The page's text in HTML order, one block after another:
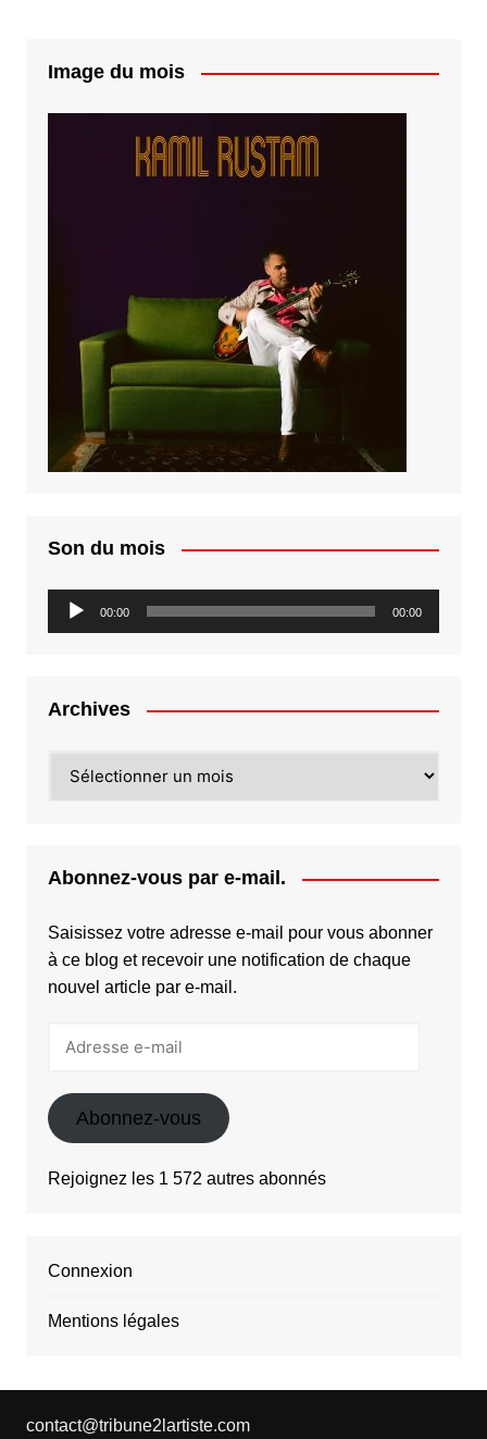
Image du mois
Son du mois
Lecteur
audio
00:00 00:00
Archives
Abonnez-vous par e-mail.
Saisissez votre adresse e-mail pour vous abonner
à ce blog et recevoir une notification de chaque
nouvel article par e-mail.
Abonnez-vous
Rejoignez les 1 572 autres abonnés
Connexion
Mentions légales
contact@tribune2lartiste.com